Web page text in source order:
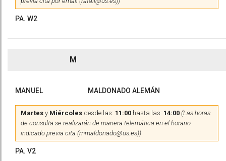
PA. W2
M
MANUEL MALDONADO ALEMÁN
Martes y Miércoles desde las: 11:00 hasta las: 14:00 (Las horas
de consulta se realizarán de manera telemática en el horario
indicado previa cita (mmaldonado@us.es))
PA. V2